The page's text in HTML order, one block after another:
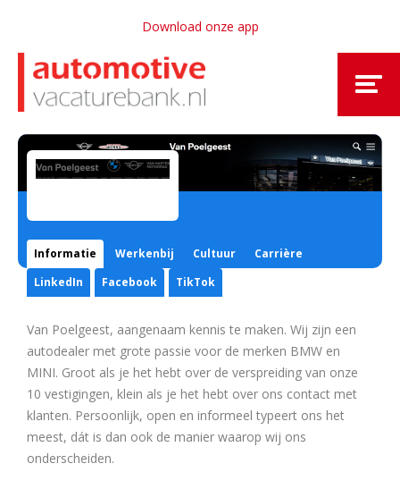
Download onze app
Informatie Werkenbij Cultuur
Carrière
LinkedIn
Facebook TikTok
Van Poelgeest, aangenaam kennis te maken. Wij zijn een
autodealer met grote passie voor de merken BMW en
MINI. Groot als je het hebt over de verspreiding van onze
10 vestigingen, klein als je het hebt over ons contact met
klanten. Persoonlijk, open en informeel typeert ons het
meest, dát is dan ook de manier waarop wij ons
onderscheiden.